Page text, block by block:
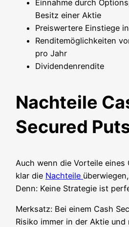
Ein­nah­me durch
Besitz einer Aktie
Preis­wer­te­re Ein­stie­ge
Ren­di­te­mög­lich­kei­ten
pro Jahr
Nachteile
Secured
Auch wenn die Vor­tei­le eines
klar die Nach­tei­le
Denn: Kei­ne Stra­te­gie ist
Merk­satz: Bei einem Cash
Risi­ko immer in der Aktie